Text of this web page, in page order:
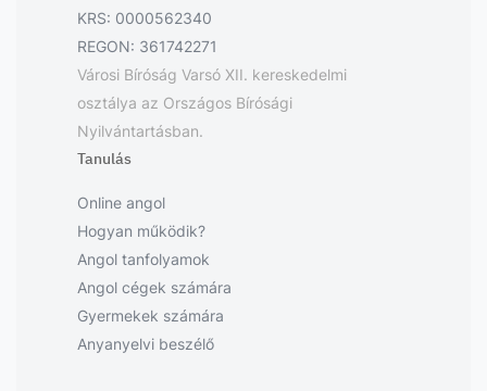
KRS: 0000562340
REGON: 361742271
Városi Bíróság Varsó XII. kereskedelmi
osztálya az Országos Bírósági
Nyilvántartásban.
Tanulás
Online angol
Hogyan működik?
Angol tanfolyamok
Angol cégek számára
Gyermekek számára
Anyanyelvi beszélő